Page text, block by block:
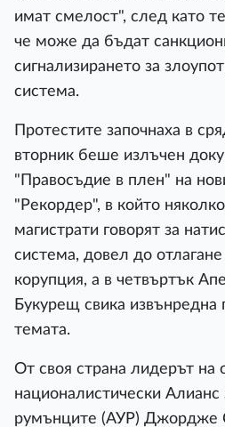
имат смелост", след като
че може да бъдат
сигнализирането за
система.
Протестите започнаха в
вторник беше излъчен
"Правосъдие в плен" на
"Рекордер", в който
магистрати говорят за
система, довел до
корупция, а в четвъртък
Букурещ свика
темата.
От своя страна лидерът на
националистически
румънците (АУР) Джордже